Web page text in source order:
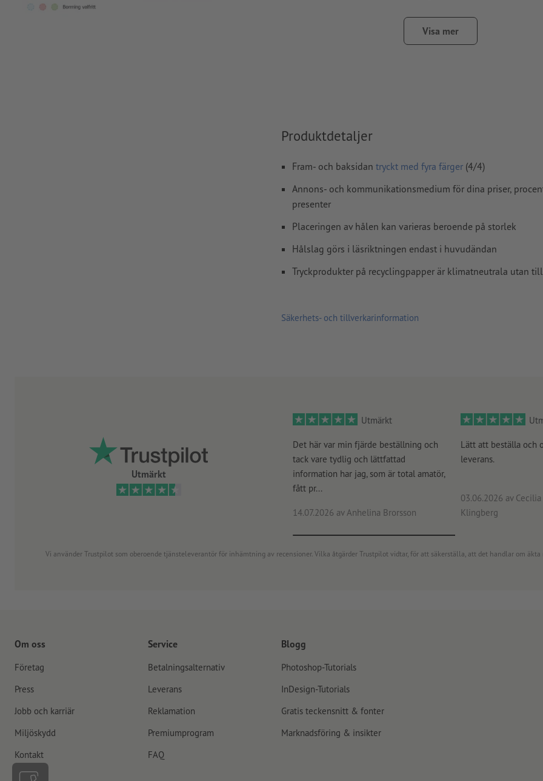
CMYK, FOGRA51 (PSO Coated v3) för bestruket
(PSO Uncoated v3 FOGRA52) för obestruket papper
Innehåll frånformulärfält
Hur skapar jag utskriftsdata korrekt?
Visa mer
Produktdetaljer
Fram- och baksidan tryckt med fyra färger (4/4)
Annons- och kommunikationsmedium för dina priser,
presenter
Placeringen av hålen kan varieras beroende på storlek
Hålslag görs i läsriktningen endast i huvudändan
Tryckprodukter på recyclingpapper är klimatneutrala utan
Säkerhets- och tillverkarinformation
Utmärkt
Utmärkt
Det här var min fjärde beställning och
tack vare tydlig och lättfattad
information har jag, som är total amatör,
fått pr...
14.07.2026 av Anhelina Brorsson
Lätt att beställa och
leverans.
03.06.2026 av
Klingberg
Vi använder Trustpilot som oberoende tjänsteleverantör för inhämtning av recensioner. Vilka åtgärder Trustpilot vidtar, för att säkerställa, att det handlar om äkta
Om oss
Företag
Press
Jobb och karriär
Miljöskydd
Kontakt
Service
Betalningsalternativ
Leverans
Reklamation
Premiumprogram
FAQ
Blogg
Photoshop-Tutorials
InDesign-Tutorials
Gratis teckensnitt & fonter
Marknadsföring & insikter